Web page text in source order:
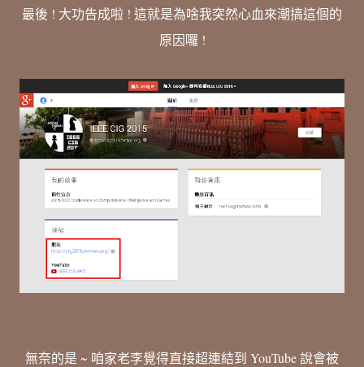
最後 ! 大功告成啦 ! 這就是為啥我突然心血來潮搞這個的
原因囉 !
無奈的是 ~ 咱家老李覺得直接超連結到 YouTube 說會被